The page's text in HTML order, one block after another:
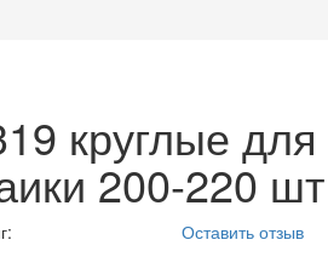
круглые для
200-220 шт
Оставить отзыв